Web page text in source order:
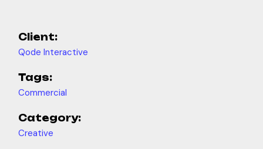
Client:
Qode Interactive
Tags:
Commercial
Category:
Creative